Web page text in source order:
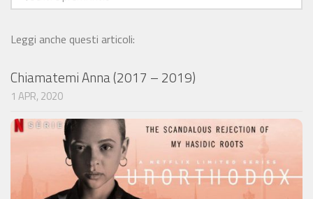
Leggi anche questi articoli:
Chiamatemi Anna (2017 – 2019)
1 APR, 2020